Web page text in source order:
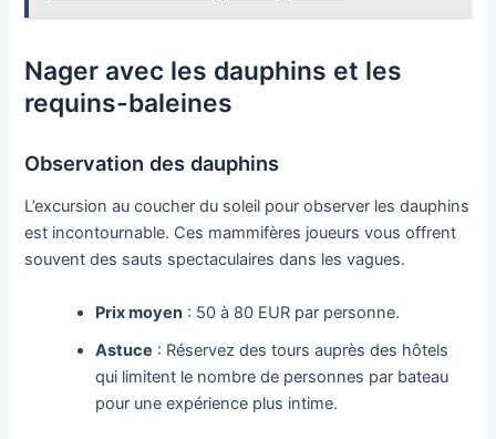
Nager avec les dauphins et les
requins-baleines
Observation des dauphins
L’excursion au coucher du soleil pour observer les dauphins
est incontournable. Ces mammifères joueurs vous offrent
souvent des sauts spectaculaires dans les vagues.
Prix moyen : 50 à 80 EUR par personne.
Astuce : Réservez des tours auprès des hôtels
qui limitent le nombre de personnes par bateau
pour une expérience plus intime.